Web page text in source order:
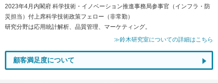
2023年4月内閣府 科学技術・イノベーション推進事務局参事官（インフラ・防
災担当）付上席科学技術政策フェロー（非常勤）
研究分野は応用統計解析、品質管理、マーケティング。
≫鈴木研究室についての詳細はこちら
顧客満足度について